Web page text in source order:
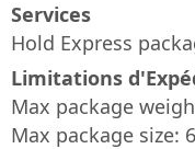
Services
Hold Express
Limitations
Max package
Max package size: